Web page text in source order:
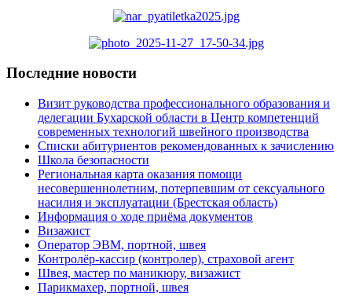
Последние новости
Визит руководства профессионального образования и
делегации Бухарской области в Центр компетенций
современных технологий швейного производства
Списки абитуриентов рекомендованных к зачислению
Школа безопасности
Региональная карта оказания помощи
несовершеннолетним, потерпевшим от сексуального
насилия и эксплуатации (Брестская область)
Информация о ходе приёма документов
Визажист
Оператор ЭВМ, портной, швея
Контролёр-кассир (контролер), страховой агент
Швея, мастер по маникюру, визажист
Парикмахер, портной, швея